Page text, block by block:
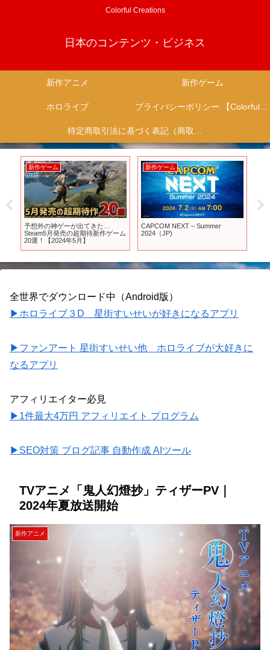
Colorful Creations
日本のコンテンツ・ビジネス
新作アニメ 新作ゲーム
ホロライブ プライバシーポリシー 【Colorful Creation】
特定商取引法に基づく表記（商取引に関する開示）
新作ゲーム
予想外の神ゲーが出てきた…
Steam5月発売の超期待新作ゲーム
20選！【2024年5月】
新作ゲーム
CAPCOM NEXT – Summer
2024（JP)
全世界でダウンロード中（Android版）
▶ホロライブ３D 星街すいせいが好きになるアプリ
▶ファンアート 星街すいせい他 ホロライブが大好きに
なるアプリ
アフィリエイター必見
▶1件最大4万円 アフィリエイト プログラム
▶SEO対策 ブログ記事 自動作成 AIツール
TVアニメ「鬼人幻燈抄」ティザーPV｜
2024年夏放送開始
新作アニメ